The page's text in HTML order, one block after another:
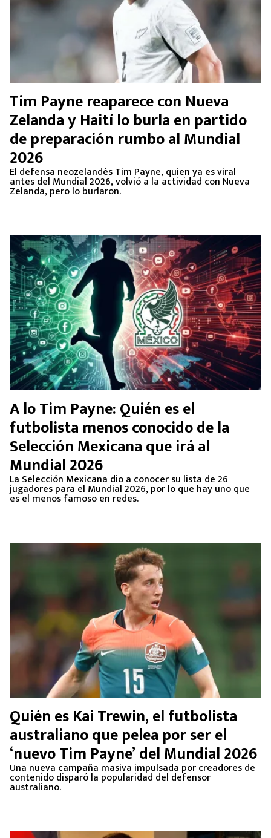
Tim Payne reaparece con Nueva
Zelanda y Haití lo burla en partido
de preparación rumbo al Mundial
2026
El defensa neozelandés Tim Payne, quien ya es viral
antes del Mundial 2026, volvió a la actividad con Nueva
Zelanda, pero lo burlaron.
A lo Tim Payne: Quién es el
futbolista menos conocido de la
Selección Mexicana que irá al
Mundial 2026
La Selección Mexicana dio a conocer su lista de 26
jugadores para el Mundial 2026, por lo que hay uno que
es el menos famoso en redes.
Quién es Kai Trewin, el futbolista
australiano que pelea por ser el
‘nuevo Tim Payne’ del Mundial 2026
Una nueva campaña masiva impulsada por creadores de
contenido disparó la popularidad del defensor
australiano.